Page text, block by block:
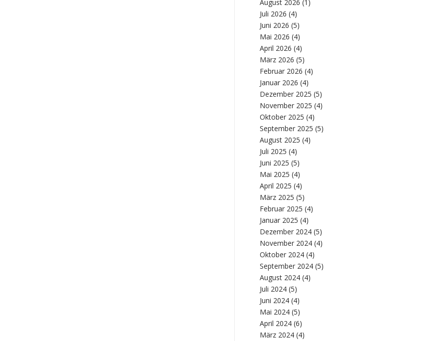
August 2026 (1)
Juli 2026 (4)
Juni 2026 (5)
Mai 2026 (4)
April 2026 (4)
März 2026 (5)
Februar 2026 (4)
Januar 2026 (4)
Dezember 2025 (5)
November 2025 (4)
Oktober 2025 (4)
September 2025 (5)
August 2025 (4)
Juli 2025 (4)
Juni 2025 (5)
Mai 2025 (4)
April 2025 (4)
März 2025 (5)
Februar 2025 (4)
Januar 2025 (4)
Dezember 2024 (5)
November 2024 (4)
Oktober 2024 (4)
September 2024 (5)
August 2024 (4)
Juli 2024 (5)
Juni 2024 (4)
Mai 2024 (5)
April 2024 (6)
März 2024 (4)